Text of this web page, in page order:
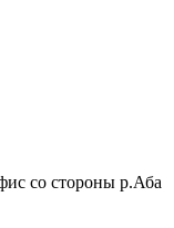
со стороны р.Аба